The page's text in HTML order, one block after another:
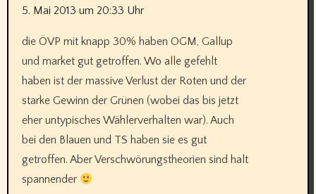
5. Mai 2013 um 20:33 Uhr
die ÖVP mit knapp 30% haben OGM, Gallup
und market gut getroffen. Wo alle gefehlt
haben ist der massive Verlust der Roten und der
starke Gewinn der Grünen (wobei das bis jetzt
eher untypisches Wählerverhalten war). Auch
bei den Blauen und TS haben sie es gut
getroffen. Aber Verschwörungstheorien sind halt
spannender